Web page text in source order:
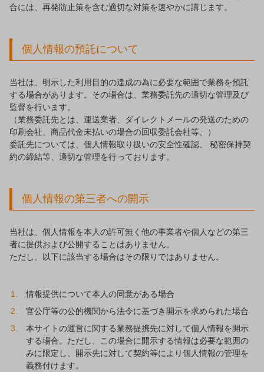
合には、再発防止策を含む適切な対策を速やかに講じます。
個人情報の預託について
当社は、明示した利用目的の達成の為に必要な範囲で業務を預託
する場合があります。その場合は、業務委託先の適切な管理及び
監督を行います。
（業務委託先とは、運送業者、ダイレクトメールの発送のための
印刷会社、商品代金未払いの場合の回収委託会社等。）
委託先については、個人情報取り扱いの安全性確認、 秘密保持契
約の締結等、適切な管理を行っております。
個人情報の第三者への開示
当社は、個人情報を本人の許可無く他の事業者や個人などの第三
者に提供および公開することはありません。
ただし、以下に該当する場合はその限りではありません。
情報提供について本人の同意がある場合
官公庁等の公的機関から法令に基づき開示を求められた場合
本サイトの運営に関する業務提携先に対して個人情報を開示
する場合。ただし、この場合に開示する情報は必要な範囲の
みに限定し、開示先に対して契約等により個人情報の管理を
義務付けます。